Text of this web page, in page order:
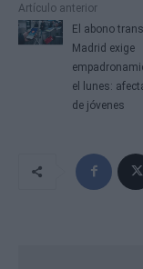
Artículo anterior
El abono
Madrid exige
el lunes:
de jóvenes